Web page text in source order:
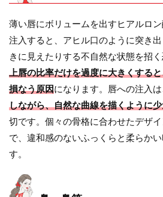
薄い唇にボリュームを出すヒアルロ
注入すると、アヒル口のように突き
きに見えたりする不自然な状態を招
上唇の比率だけを過度に大きくする
損なう原因になります。唇への注入は
しながら、自然な曲線を描くように
切です。個々の骨格に合わせたデザ
で、違和感のないふっくらと柔らか
す。